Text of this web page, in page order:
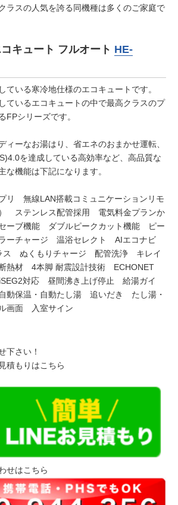
ラスの人気を誇る同機種は多くのご家庭で
キュート フルオート HE-
ている寒冷地仕様のエコキュートです。
ているエコキュートの中で最高クラスのプ
FPシリーズです。
ィーなお湯はり、省エネのおまかせ運転、
を達成している高効率など、高品質な
な機能は下記になります。
リ 無線LAN搭載コミュニケーションリモ
ステンレス配管採用 電気料金プランか
ーブ機能 ダブルピークカット機能 ピー
ーチャージ 温浴セレクト AIエコナビ
ス ぬくもりチャージ 配管洗浄 キレイ
熱材 4本脚 耐震設計技術 ECHONET
対応 昼間沸き上げ停止 給湯ガイ
動保温・自動たし湯 追いだき たし湯・
画面 入室サイン
下さい！
積もりはこちら
せはこちら